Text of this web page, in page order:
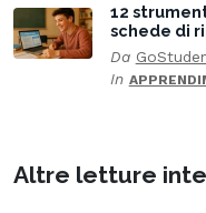
12
schede di
Da
In
Altre letture